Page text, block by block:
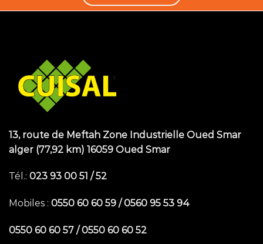
Innovation
trifft
Unterhaltung
Wind
deutsche
Online-
Szene.
13, route de Meftah Zone Industrielle Oued Smar
alger (77,92 km) 16059 Oued Smar
Tél.: 023 93 00 51 / 52
Mobiles : 0550 60 60 59 / 0560 95 53 94
0550 60 60 57 / 0550 60 60 52